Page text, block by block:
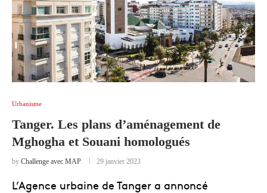
Urbanisme
Tanger. Les plans d’aménagement de
Mghogha et Souani homologués
by Challenge avec MAP 29 janvier 2023
L’Agence urbaine de Tanger a annoncé